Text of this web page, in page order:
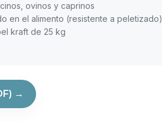
ovinos y caprinos
en el alimento (resistente a peletizado)
kraft de 25 kg
→